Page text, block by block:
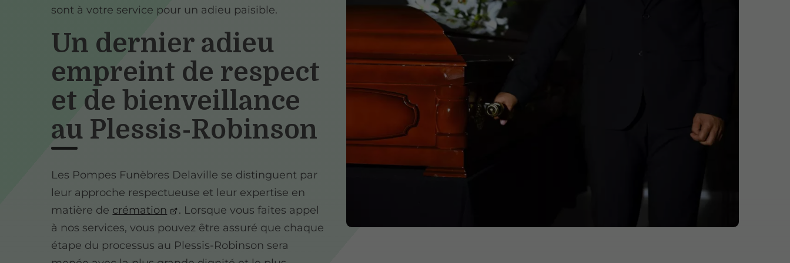
sont à votre service pour un adieu paisible.
Un dernier adieu
empreint de respect
et de bienveillance
au Plessis-Robinson
Les Pompes Funèbres Delaville se distinguent par
leur approche respectueuse et leur expertise en
matière de crémation
. Lorsque vous faites appel
à nos services, vous pouvez être assuré que chaque
étape du processus au Plessis-Robinson sera